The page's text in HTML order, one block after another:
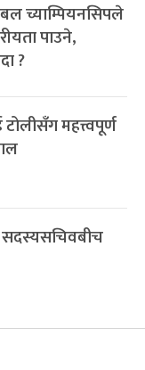
च्याम्पियनसिपले
पाउने,
?
महत्त्वपूर्ण
सदस्यसचिवबीच